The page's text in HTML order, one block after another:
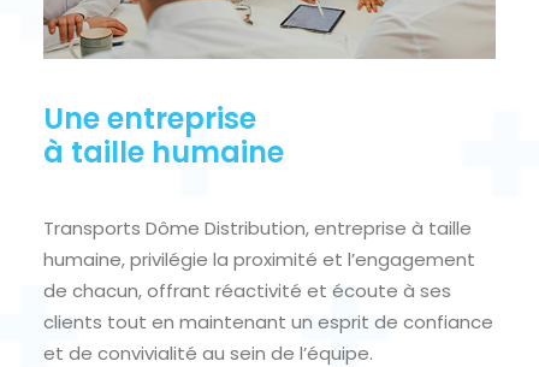
Une entreprise
à taille humaine
Transports Dôme Distribution, entreprise à taille
humaine, privilégie la proximité et l’engagement
de chacun, offrant réactivité et écoute à ses
clients tout en maintenant un esprit de confiance
et de convivialité au sein de l’équipe.